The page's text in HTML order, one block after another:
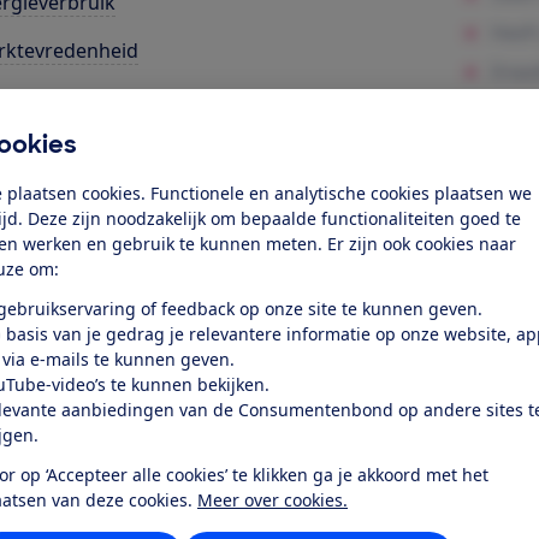
plaatsen cookies. Functionele en analytische cookies plaatsen we
Deze zijn noodzakelijk om bepaalde functionaliteiten goed te
werken en gebruik te kunnen meten. Er zijn ook cookies naar
om:
of feedback op onze site te kunnen geven.
basis van je gedrag je relevantere informatie op onze website,
e-mails te kunnen geven.
video’s te kunnen bekijken.
aanbiedingen van de Consumentenbond op andere sites
op ‘Accepteer alle cookies’ te klikken ga je akkoord met het
van deze cookies. Meer over cookies.
Word lid
dit product
door de Consumentenbond